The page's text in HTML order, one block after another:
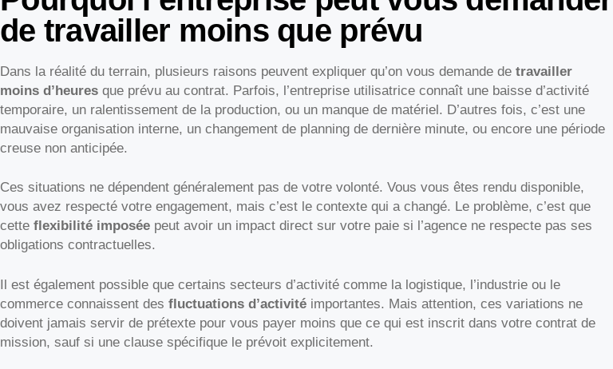
de travailler moins que prévu
Dans la réalité du terrain, plusieurs raisons peuvent expliquer qu’on vous demande de travailler
moins d’heures que prévu au contrat. Parfois, l’entreprise utilisatrice connaît une baisse d’activité
temporaire, un ralentissement de la production, ou un manque de matériel. D’autres fois, c’est une
mauvaise organisation interne, un changement de planning de dernière minute, ou encore une période
creuse non anticipée.
Ces situations ne dépendent généralement pas de votre volonté. Vous vous êtes rendu disponible,
vous avez respecté votre engagement, mais c’est le contexte qui a changé. Le problème, c’est que
cette flexibilité imposée peut avoir un impact direct sur votre paie si l’agence ne respecte pas ses
obligations contractuelles.
Il est également possible que certains secteurs d’activité comme la logistique, l’industrie ou le
commerce connaissent des fluctuations d’activité importantes. Mais attention, ces variations ne
doivent jamais servir de prétexte pour vous payer moins que ce qui est inscrit dans votre contrat de
mission, sauf si une clause spécifique le prévoit explicitement.